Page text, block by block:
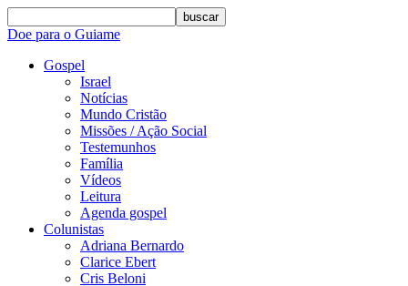
buscar
Doe para o Guiame
Gospel
Israel
Notícias
Mundo Cristão
Missões / Ação Social
Testemunhos
Família
Vídeos
Leitura
Agenda gospel
Colunistas
Adriana Bernardo
Clarice Ebert
Cris Beloni